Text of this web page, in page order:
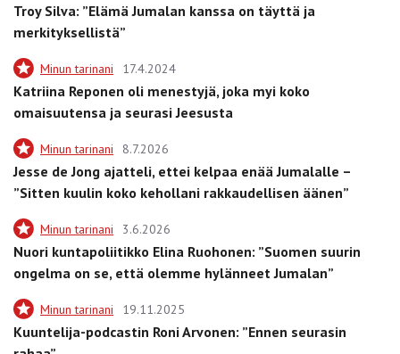
Troy Silva: ”Elämä Jumalan kanssa on täyttä ja
merkityksellistä”
Minun tarinani 17.4.2024
Katriina Reponen oli menestyjä, joka myi koko
omaisuutensa ja seurasi Jeesusta
Minun tarinani 8.7.2026
Jesse de Jong ajatteli, ettei kelpaa enää Jumalalle –
”Sitten kuulin koko kehollani rakkaudellisen äänen”
Minun tarinani 3.6.2026
Nuori kuntapoliitikko Elina Ruohonen: ”Suomen suurin
ongelma on se, että olemme hylänneet Jumalan”
Minun tarinani 19.11.2025
Kuuntelija-podcastin Roni Arvonen: ”Ennen seurasin